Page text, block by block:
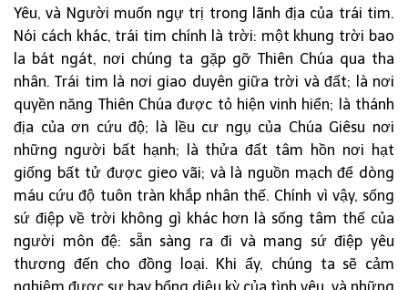
Yêu, và Người muốn ngự trị trong lãnh địa của trái tim.
Nói cách khác, trái tim chính là trời: một khung trời bao
la bát ngát, nơi chúng ta gặp gỡ Thiên Chúa qua tha
nhân. Trái tim là nơi giao duyên giữa trời và đất; là nơi
quyền năng Thiên Chúa được tỏ hiện vinh hiển; là thánh
địa của ơn cứu độ; là lều cư ngụ của Chúa Giêsu nơi
những người bất hạnh; là thửa đất tâm hồn nơi hạt
giống bất tử được gieo vãi; và là nguồn mạch để dòng
máu cứu độ tuôn tràn khắp nhân thế. Chính vì vậy, sống
sứ điệp về trời không gì khác hơn là sống tâm thế của
người môn đệ: sẵn sàng ra đi và mang sứ điệp yêu
thương đến cho đồng loại. Khi ấy, chúng ta sẽ cảm